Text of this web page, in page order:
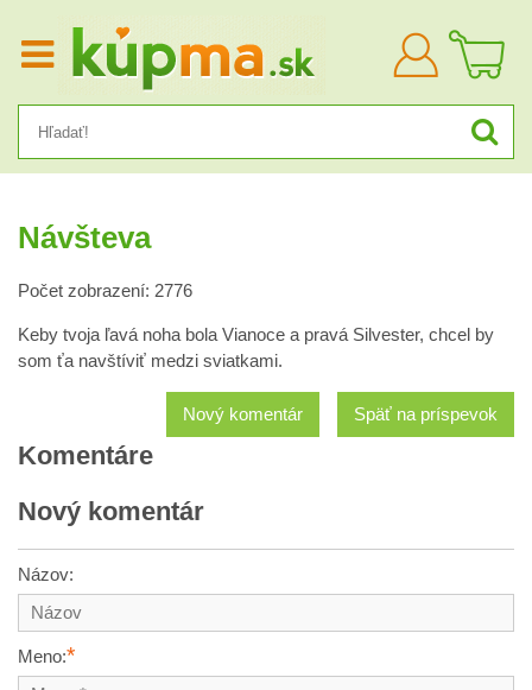
Prihlásiť
sa
Návšteva
Počet zobrazení: 2776
Keby tvoja ľavá noha bola Vianoce a pravá Silvester, chcel by
som ťa navštíviť medzi sviatkami.
Späť na príspevok
Nový komentár
Komentáre
Nový komentár
Názov:
Meno:*